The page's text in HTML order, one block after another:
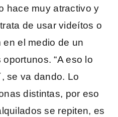
hace muy atractivo y
de usar videítos o
el medio de un
“A eso lo
se va dando. Lo
distintas, por eso
se repiten, es